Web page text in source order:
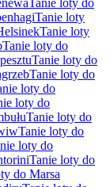
Tanie loty do
Tanie loty
Tanie loty
Tanie loty do
Tanie loty do
Tanie loty do
loty do
loty do
Tanie loty do
Tanie loty do
loty do
Tanie loty do
do Marsa